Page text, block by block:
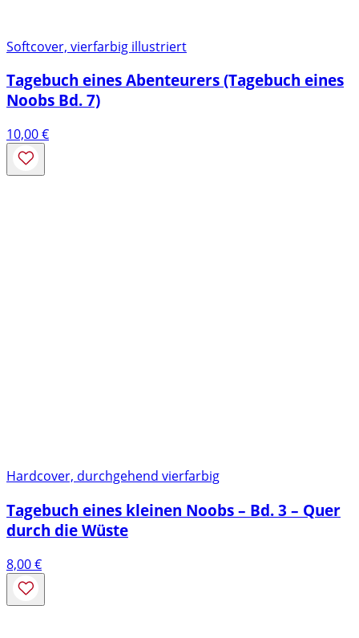
Softcover, vierfarbig illustriert
Tagebuch eines Abenteurers (Tagebuch eines
Noobs Bd. 7)
10,00€
Hardcover, durchgehend vierfarbig
Tagebuch eines kleinen Noobs – Bd. 3 – Quer
durch die Wüste
8,00€